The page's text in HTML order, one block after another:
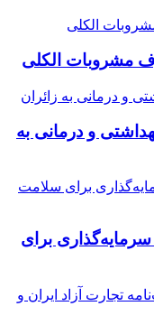
مشروبات الکلی
خدمت بهداشتی و درمانی به
برای